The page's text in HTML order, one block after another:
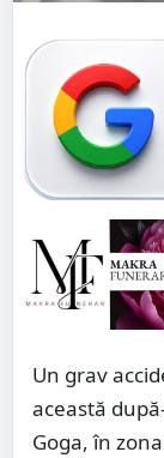
Un grav
această
Goga, în